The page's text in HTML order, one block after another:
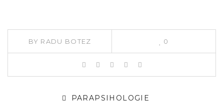
BY RADU BOTEZ 0
PARAPSIHOLOGIE